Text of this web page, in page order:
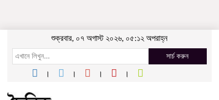
শুক্রবার, ০৭ অগাস্ট ২০২৬, ০৫:১২ অপরাহ্ন
সার্চ করুন